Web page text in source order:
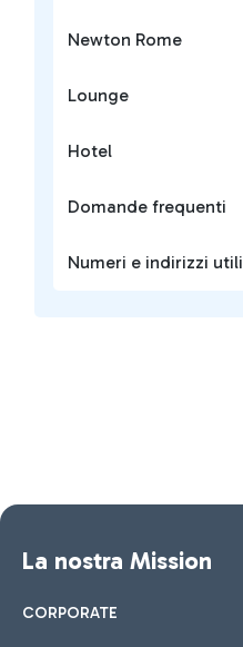
Newton Rome
Lounge
Hotel
Domande frequenti
Numeri e indirizzi utili
La nostra Mission
CORPORATE